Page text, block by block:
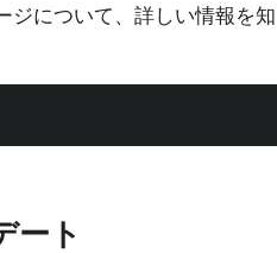
ジについて、詳しい情報を
ート